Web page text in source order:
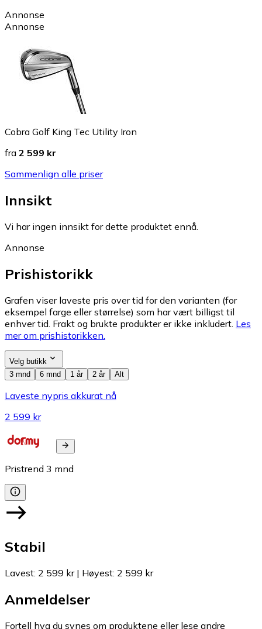
Annonse
Annonse
Cobra Golf King Tec Utility Iron
fra 2 599 kr
Sammenlign alle priser
Innsikt
Vi har ingen innsikt for dette produktet ennå.
Annonse
Prishistorikk
Grafen viser laveste pris over tid for den varianten (for
eksempel farge eller størrelse) som har vært billigst til
enhver tid. Frakt og brukte produkter er ikke inkludert. Les
mer om prishistorikken.
Velg butikk
3 mnd
6 mnd 1 år 2 år Alt
Laveste nypris akkurat nå
2 599 kr
Pristrend 3 mnd
Stabil
Lavest: 2 599 kr| Høyest: 2 599 kr
Anmeldelser
Fortell hva du synes om produktene eller lese andre